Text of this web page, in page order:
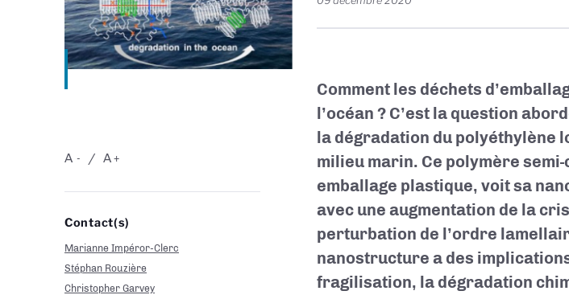
-
A +
A
Contact(s)
Marianne Impéror-Clerc
Stéphan Rouzière
Christopher Garvey
Comment les déchets
l’océan ? C’est la question
la dégradation du polyéthylène
milieu marin. Ce polymère
emballage plastique, voit sa
avec une augmentation de la
perturbation de l’ordre
nanostructure a des
fragilisation, la dégradation